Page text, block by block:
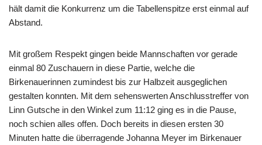
hält damit die Konkurrenz um die Tabellenspitze erst einmal auf
Abstand.
Mit großem Respekt gingen beide Mannschaften vor gerade
einmal 80 Zuschauern in diese Partie, welche die
Birkenauerinnen zumindest bis zur Halbzeit ausgeglichen
gestalten konnten. Mit dem sehenswerten Anschlusstreffer von
Linn Gutsche in den Winkel zum 11:12 ging es in die Pause,
noch schien alles offen. Doch bereits in diesen ersten 30
Minuten hatte die überragende Johanna Meyer im Birkenauer